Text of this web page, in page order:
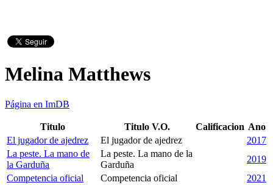
Melina Matthews
Página en ImDB
Titulo Titulo V.O. Calificacion Ano
El jugador de ajedrez
El jugador de ajedrez
2017
La peste. La mano de
la Garduña
La peste. La mano de la
Garduña
2019
Competencia oficial
Competencia oficial
2021